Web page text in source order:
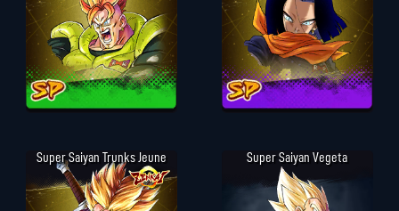
Super Saiyan Trunks Jeune Super Saiyan Vegeta